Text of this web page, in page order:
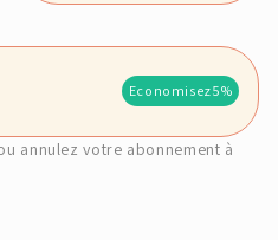
Economisez5%
annulez votre abonnement à